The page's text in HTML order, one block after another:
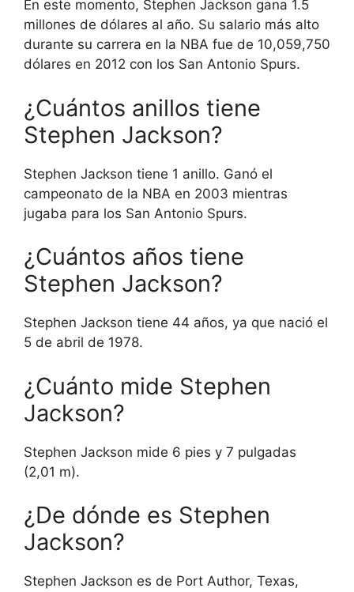
En este momento, Stephen Jackson gana 1.5
millones de dólares al año. Su salario más alto
durante su carrera en la NBA fue de 10,059,750
dólares en 2012 con los San Antonio Spurs.
¿Cuántos anillos tiene
Stephen Jackson?
Stephen Jackson tiene 1 anillo. Ganó el
campeonato de la NBA en 2003 mientras
jugaba para los San Antonio Spurs.
¿Cuántos años tiene
Stephen Jackson?
Stephen Jackson tiene 44 años, ya que nació el
5 de abril de 1978.
¿Cuánto mide Stephen
Jackson?
Stephen Jackson mide 6 pies y 7 pulgadas
(2,01 m).
¿De dónde es Stephen
Jackson?
Stephen Jackson es de Port Author, Texas,